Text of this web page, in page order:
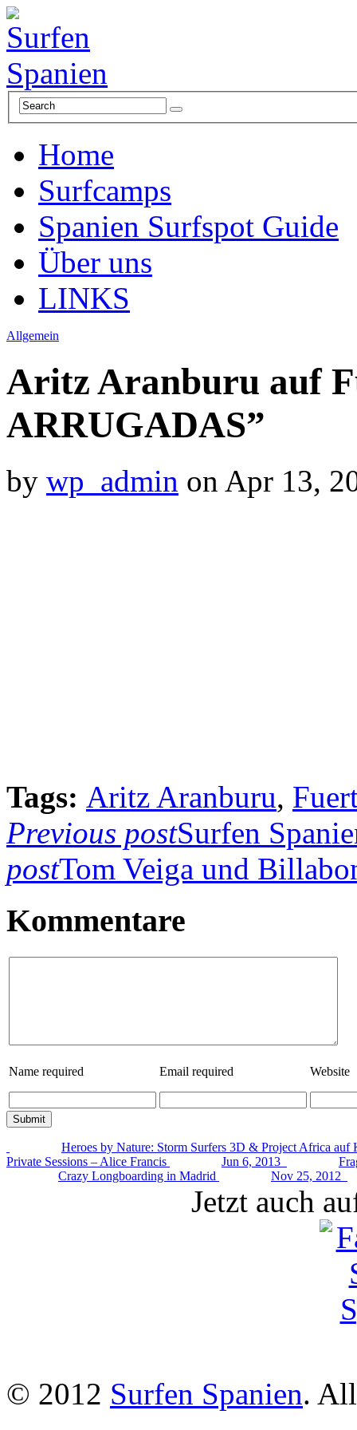
Home
Surfcamps
Spanien Surfspot Guide
Über uns
LINKS
Allgemein
Aritz Aranburu auf
ARRUGADAS”
by wp_admin on Apr 13,
Tags: Aritz Aranburu,
Previous postSurfen
postTom Veiga und
Kommentare
Name required Email required Website
Heroes by Nature: Storm Surfers 3D & Project Africa auf
Private Sessions – Alice Francis
Jun 6, 2013
Crazy Longboarding in Madrid
Nov 25, 2012
Jetzt auch
© 2012 Surfen Spanien.